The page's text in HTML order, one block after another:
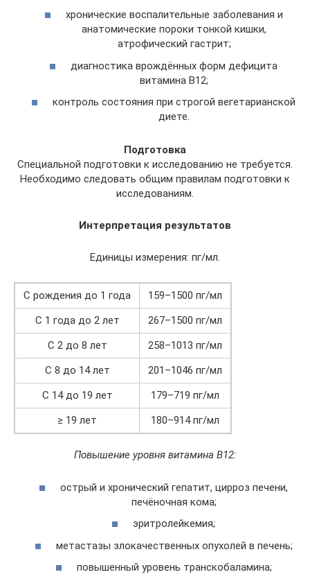
хронические воспалительные заболевания и
анатомические пороки тонкой кишки,
атрофический гастрит;
диагностика врождённых форм дефицита
витамина В12;
контроль состояния при строгой вегетарианской
диете.
Подготовка
Специальной подготовки к исследованию не требуется.
Необходимо следовать общим правилам подготовки к
исследованиям.
Интерпретация результатов
Единицы измерения: пг/мл.
С рождения до 1 года
159–1500 пг/мл
С 1 года до 2 лет
267–1500 пг/мл
С 2 до 8 лет
258–1013 пг/мл
С 8 до 14 лет
201–1046 пг/мл
С 14 до 19 лет
179–719 пг/мл
≥ 19 лет
180–914 пг/мл
Повышение уровня витамина В12:
острый и хронический гепатит, цирроз печени,
печёночная кома;
эритролейкемия;
метастазы злокачественных опухолей в печень;
повышенный уровень транскобаламина;